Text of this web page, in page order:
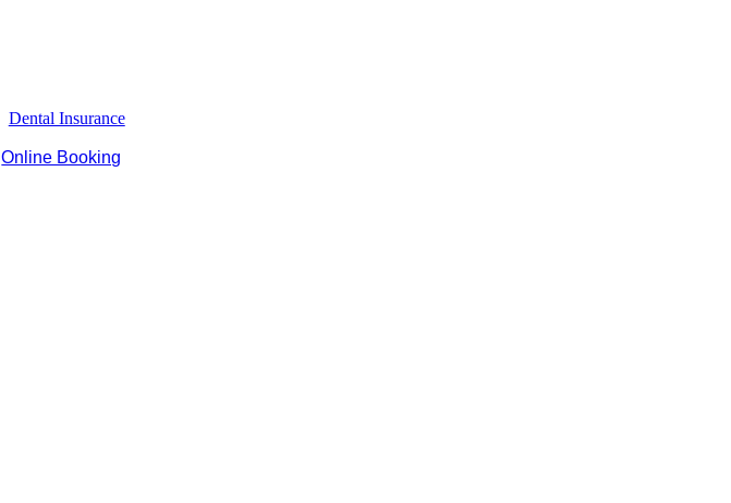
Dental Insurance
Online Booking